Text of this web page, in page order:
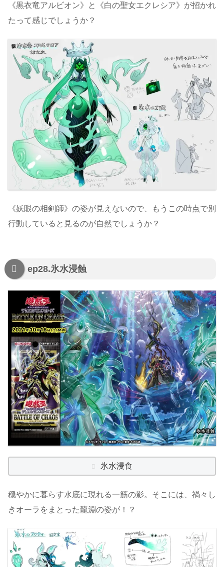
《黒衣竜アルビオン》と《白の聖女エクレシア》が招かれ
たって感じでしょうか？
《妖眼の相剣師》の姿が見えないので、もうこの時点で別
行動していると見るのが自然でしょうか？
ep28.氷水浸蝕
氷水浸食
穏やかに暮らす水底に現れる一筋の影。そこには、禍々し
きオーラをまとった龍淵の姿が！？